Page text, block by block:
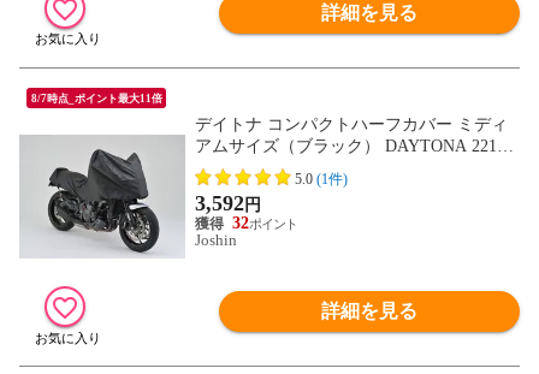
詳細を見る
8/7時点_ポイント最大11倍
デイトナ コンパクトハーフカバー ミディ
アムサイズ（ブラック） DAYTONA 22133
【返品種別B】
5.0 (1件)
3,592円
32
Joshin
詳細を見る